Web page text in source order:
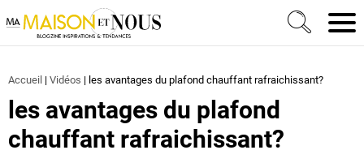
Ma Maison et Nous Construction, rénovation &
Accueil | Vidéos | les avantages du plafond chauffant rafraichissant?
les avantages du plafond
chauffant rafraichissant?